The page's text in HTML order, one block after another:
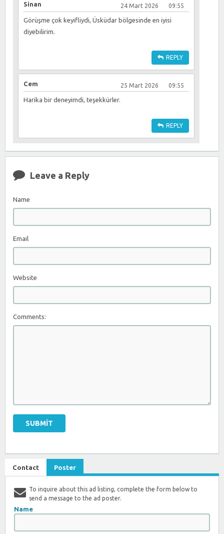
Sinan 24 Mart 2026 09:55
Görüşme çok keyifliydi, Üsküdar bölgesinde en iyisi
diyebilirim.
REPLY
Cem 25 Mart 2026 09:55
Harika bir deneyimdi, teşekkürler.
REPLY
Leave a Reply
Name
Email
Website
Comments:
Contact Poster
To inquire about this ad listing, complete the form below to
send a message to the ad poster.
Name